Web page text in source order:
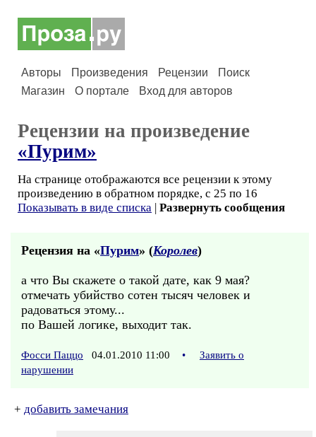
Авторы Произведения Рецензии
Поиск
Магазин
О портале Вход для авторов
Рецензии на произведение
«Пурим»
На странице отображаются все рецензии к этому
произведению в обратном порядке, с 25 по 16
Показывать в виде списка | Развернуть сообщения
Рецензия на «Пурим» (Королев)
а что Вы скажете о такой дате, как 9 мая?
отмечать убийство сотен тысяч человек и
радоваться этому...
по Вашей логике, выходит так.
Фосси Паццо 04.01.2010 11:00 •
Заявить о
нарушении
+ добавить замечания